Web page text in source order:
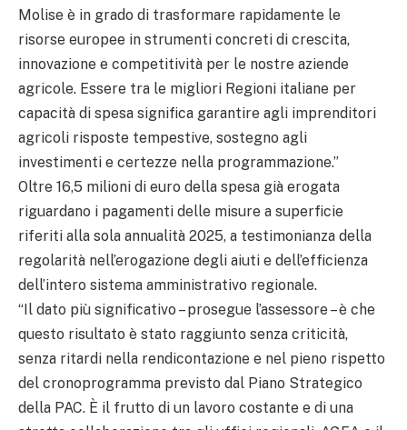
Molise è in grado di trasformare rapidamente le
risorse europee in strumenti concreti di crescita,
innovazione e competitività per le nostre aziende
agricole. Essere tra le migliori Regioni italiane per
capacità di spesa significa garantire agli imprenditori
agricoli risposte tempestive, sostegno agli
investimenti e certezze nella programmazione.”
Oltre 16,5 milioni di euro della spesa già erogata
riguardano i pagamenti delle misure a superficie
riferiti alla sola annualità 2025, a testimonianza della
regolarità nell’erogazione degli aiuti e dell’efficienza
dell’intero sistema amministrativo regionale.
“Il dato più significativo – prosegue l’assessore – è che
questo risultato è stato raggiunto senza criticità,
senza ritardi nella rendicontazione e nel pieno rispetto
del cronoprogramma previsto dal Piano Strategico
della PAC. È il frutto di un lavoro costante e di una